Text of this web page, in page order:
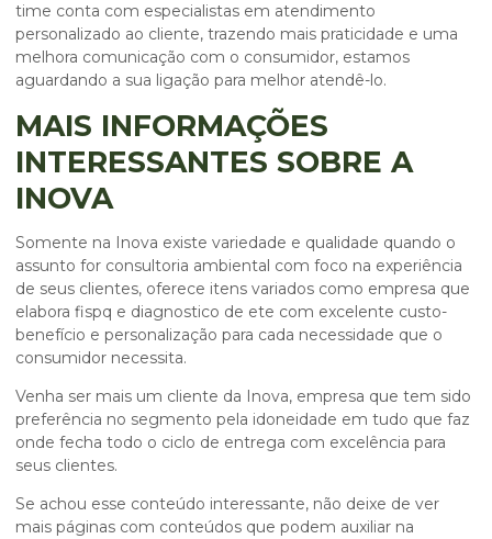
time conta com especialistas em atendimento
personalizado ao cliente, trazendo mais praticidade e uma
melhora comunicação com o consumidor, estamos
aguardando a sua ligação para melhor atendê-lo.
MAIS INFORMAÇÕES
INTERESSANTES SOBRE A
INOVA
Somente na Inova existe variedade e qualidade quando o
assunto for consultoria ambiental com foco na experiência
de seus clientes, oferece itens variados como empresa que
elabora fispq e diagnostico de ete com excelente custo-
benefício e personalização para cada necessidade que o
consumidor necessita.
Venha ser mais um cliente da Inova, empresa que tem sido
preferência no segmento pela idoneidade em tudo que faz
onde fecha todo o ciclo de entrega com excelência para
seus clientes.
Se achou esse conteúdo interessante, não deixe de ver
mais páginas com conteúdos que podem auxiliar na